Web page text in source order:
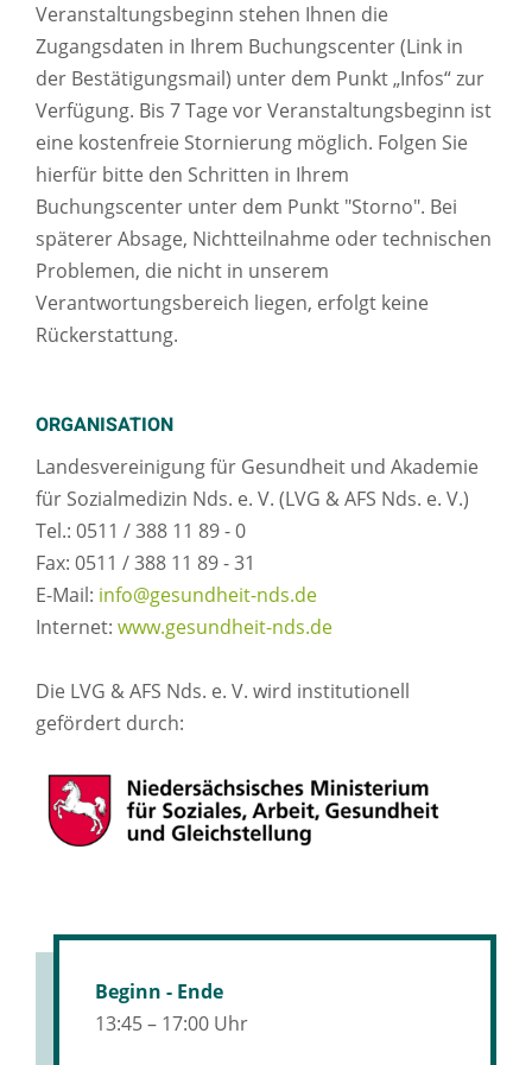
Veranstaltungsbeginn stehen Ihnen die
Zugangsdaten in Ihrem Buchungscenter (Link in
der Bestätigungsmail) unter dem Punkt „Infos“ zur
Verfügung. Bis 7 Tage vor Veranstaltungsbeginn ist
eine kostenfreie Stornierung möglich. Folgen Sie
hierfür bitte den Schritten in Ihrem
Buchungscenter unter dem Punkt "Storno". Bei
späterer Absage, Nichtteilnahme oder technischen
Problemen, die nicht in unserem
Verantwortungsbereich liegen, erfolgt keine
Rückerstattung.
ORGANISATION
Landesvereinigung für Gesundheit und Akademie
für Sozialmedizin Nds. e. V. (LVG & AFS Nds. e. V.)
Tel.: 0511 / 388 11 89 - 0
Fax: 0511 / 388 11 89 - 31
E-Mail: info@gesundheit-nds.de
Internet: www.gesundheit-nds.de
Die LVG & AFS Nds. e. V. wird institutionell
gefördert durch:
Beginn - Ende
13:45 – 17:00 Uhr